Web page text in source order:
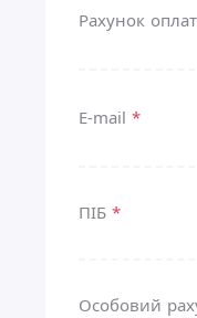
Рахунок
E-mail *
ПІБ *
Особовий